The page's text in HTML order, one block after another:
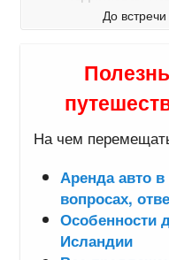
До
На чем
Аренда авто
вопросах,
Особенности
Исландии